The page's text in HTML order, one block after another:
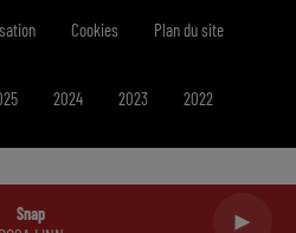
Snap
Cookies Plan du site
2024 2023 2022